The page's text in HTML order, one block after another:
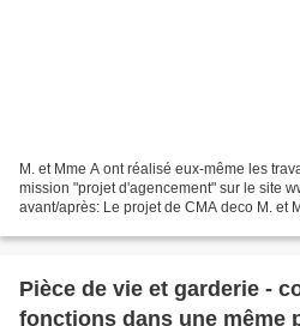
M. et Mme A ont réalisé eux-même les
mission "projet d'agencement" sur le site
avant/après: Le projet de CMA deco M. et
Pièce de vie et garderie -
fonctions dans une même